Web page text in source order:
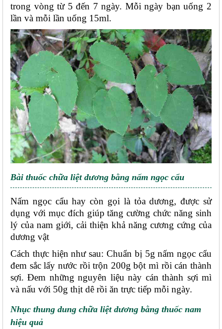
trong vòng từ 5 đến 7 ngày. Mỗi ngày bạn uống 2
lần và mỗi lần uống 15ml.
Bài thuốc chữa liệt dương bằng nấm ngọc cẩu
Nấm ngọc cẩu hay còn gọi là tỏa dương, được sử
dụng với mục đích giúp tăng cường chức năng sinh
lý của nam giới, cải thiện khả năng cương cứng của
dương vật
Cách thực hiện như sau: Chuẩn bị 5g nấm ngọc cẩu
đem sắc lấy nước rồi trộn 200g bột mì rồi cán thành
sợi. Đem những nguyên liệu này cán thành sợi mì
và nấu với 50g thịt dê rồi ăn trực tiếp mỗi ngày.
Nhục thung dung chữa liệt dương bằng thuốc nam
hiệu quả